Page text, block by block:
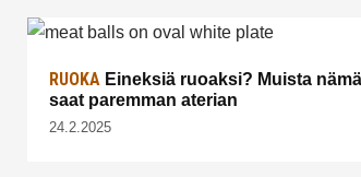
RUOKA Eineksiä ruoaksi? Muista
saat paremman aterian
24.2.2025